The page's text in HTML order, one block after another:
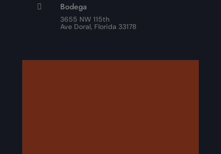
 Bodega
3655 NW 115th
Ave Doral, Florida 33178